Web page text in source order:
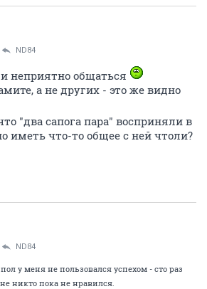
ND84
неприятно общаться
а не других - это же видно
"два сапога пара" восприняли в
иметь что-то общее с ней чтоли?
ND84
у меня не пользовался успехом - сто раз
никто пока не нравился.